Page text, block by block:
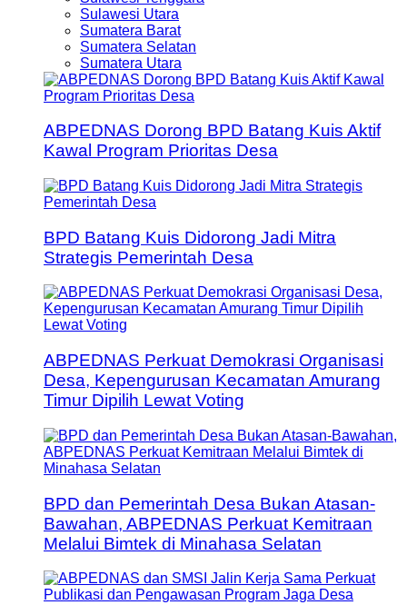
Sulawesi Utara
Sumatera Barat
Sumatera Selatan
Sumatera Utara
ABPEDNAS Dorong BPD Batang Kuis Aktif
Kawal Program Prioritas Desa
BPD Batang Kuis Didorong Jadi Mitra
Strategis Pemerintah Desa
ABPEDNAS Perkuat Demokrasi Organisasi
Desa, Kepengurusan Kecamatan Amurang
Timur Dipilih Lewat Voting
BPD dan Pemerintah Desa Bukan Atasan-
Bawahan, ABPEDNAS Perkuat Kemitraan
Melalui Bimtek di Minahasa Selatan